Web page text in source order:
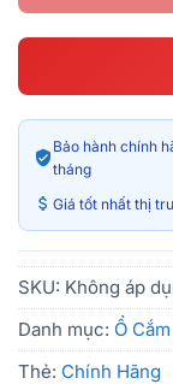
Bảo hành chính
tháng
Giá tốt nhất thị
SKU: Không áp
Danh mục: Ổ
Thẻ: Chính Hãng